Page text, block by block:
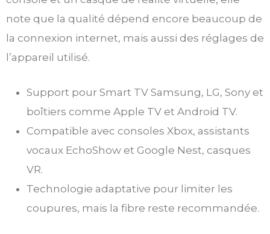
note que la qualité dépend encore beaucoup de
la connexion internet, mais aussi des réglages de
l’appareil utilisé.
Support pour Smart TV Samsung, LG, Sony et
boîtiers comme Apple TV et Android TV.
Compatible avec consoles Xbox, assistants
vocaux EchoShow et Google Nest, casques
VR.
Technologie adaptative pour limiter les
coupures, mais la fibre reste recommandée.